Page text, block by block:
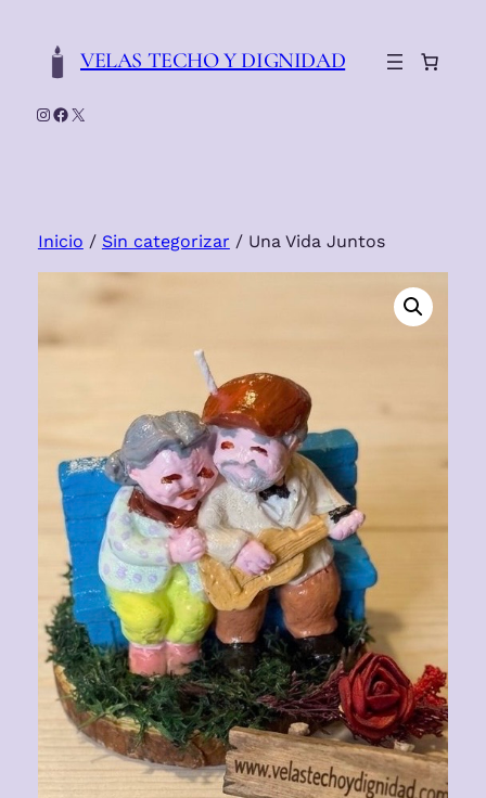
contenidoVELAS TECHO Y DIGNIDAD
Instagram
Facebook
X
Inicio / Sin categorizar / Una Vida Juntos